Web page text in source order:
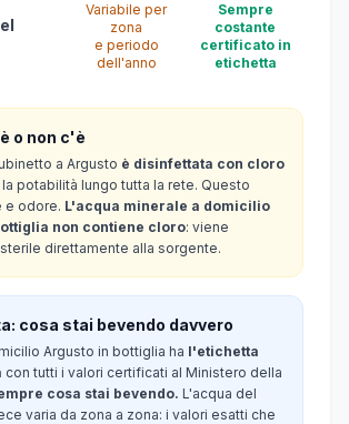
Variabile per
zona
e periodo
dell'anno
Sempre
costante
certificato in
etichetta
o non c'è
a Argusto è disinfettata con cloro
potabilità lungo tutta la rete. Questo
e odore. L'acqua minerale a domicilio
non contiene cloro: viene
direttamente alla sorgente.
cosa stai bevendo davvero
Argusto in bottiglia ha l'etichetta
con tutti i valori certificati al Ministero della
cosa stai bevendo. L'acqua del
varia da zona a zona: i valori esatti che